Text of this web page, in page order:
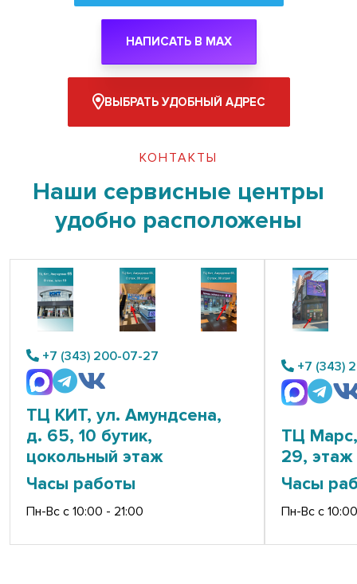
НАПИСАТЬ В MAX
ВЫБРАТЬ УДОБНЫЙ АДРЕС
КОНТАКТЫ
Наши сервисные центры
удобно расположены
+7 (343) 200-07-27
ТЦ КИТ, ул. Амундсена,
д. 65, 10 бутик,
цокольный этаж
Часы работы
Пн-Вс с 10:00 - 21:00
+7 (343)
ТЦ
29, этаж
Часы
Пн-Вс с